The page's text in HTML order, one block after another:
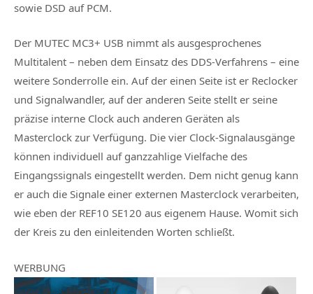
sowie DSD auf PCM.
Der MUTEC MC3+ USB nimmt als ausgesprochenes
Multitalent – neben dem Einsatz des DDS-Verfahrens – eine
weitere Sonderrolle ein. Auf der einen Seite ist er Reclocker
und Signalwandler, auf der anderen Seite stellt er seine
präzise interne Clock auch anderen Geräten als
Masterclock zur Verfügung. Die vier Clock-Signalausgänge
können individuell auf ganzzahlige Vielfache des
Eingangssignals eingestellt werden. Dem nicht genug kann
er auch die Signale einer externen Masterclock verarbeiten,
wie eben der REF10 SE120 aus eigenem Hause. Womit sich
der Kreis zu den einleitenden Worten schließt.
WERBUNG